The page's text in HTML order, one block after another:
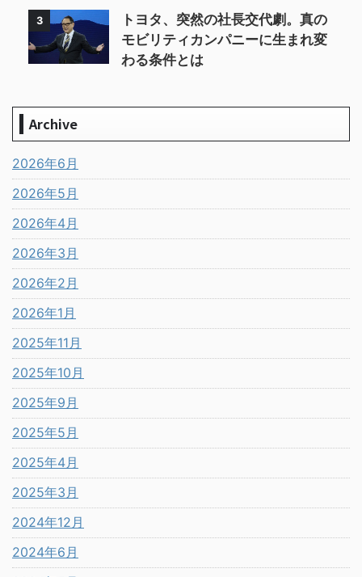
3
トヨタ、突然の社長交代劇。真の
モビリティカンパニーに生まれ変
わる条件とは
Archive
2026年6月
2026年5月
2026年4月
2026年3月
2026年2月
2026年1月
2025年11月
2025年10月
2025年9月
2025年5月
2025年4月
2025年3月
2024年12月
2024年6月